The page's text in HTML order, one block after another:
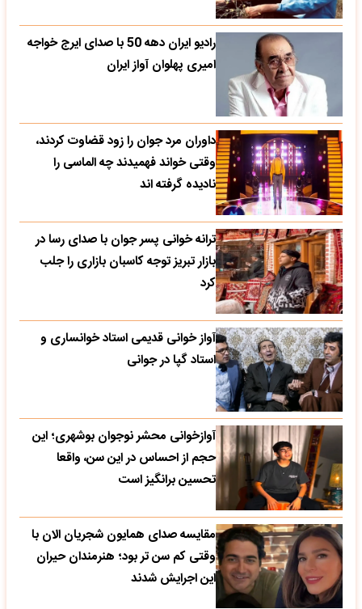
رادیو ایران دهه 50 با صدای ایرج خواجه
امیری پهلوان آواز ایران
داوران مرد جوان را زود قضاوت کردند،
وقتی خواند فهمیدند چه الماسی را
نادیده گرفته اند
ترانه خوانی پسر جوان با صدای رسا در
بازار تبریز توجه کاسبان بازاری را جلب
کرد
آواز خوانی قدیمی استاد خوانساری و
استاد گپا در جوانی
آوازخوانی محشر نوجوان بوشهری؛ این
حجم از احساس در این سن، واقعا
تحسین‌ برانگیز است
مقایسه صدای همایون شجریان الان با
وقتی کم سن تر بود؛ هنرمندان حیران
این اجرایش شدند